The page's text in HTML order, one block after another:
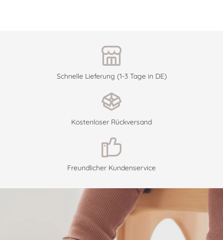
Schnelle Lieferung (1-3 Tage in DE)
Kostenloser Rückversand
Freundlicher Kundenservice